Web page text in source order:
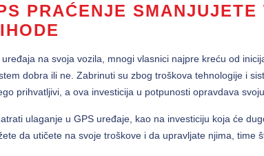
PRAĆENJE SMANJUJETE
na svoja vozila, mnogi vlasnici najpre kreću od
dobra ili ne. Zabrinuti su zbog troškova tehnologije i
prihvatljivi, a ova investicija u potpunosti opravdava svoju
ulaganje u GPS uređaje, kao na investiciju koja će
da utičete na svoje troškove i da upravljate njima, time